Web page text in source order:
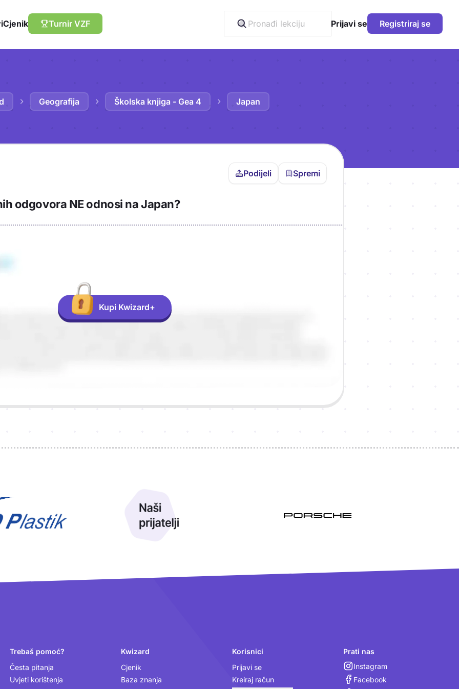
Cjenik Turnir VZF Prijavi se Registriraj se
Geografija Školska knjiga - Gea 4 Japan
Podijeli Spremi
Trebaš biti prijavljen da bi pohranio
sadržaj u bilježnicu!
odgovora NE odnosi na Japan?
Kupi Kwizard+
Trebaš pomoć?
Česta pitanja
Uvjeti korištenja
Kwizard
Cjenik
Baza znanja
Korisnici
Prijavi se
Kreiraj račun
Prati nas
Instagram
Facebook